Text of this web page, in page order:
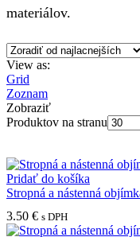
materiálov.
View as:
Grid
Zoznam
Zobraziť
Produktov na stranu
Pridať do košíka
Stropná a nástenná
3.50 € s DPH